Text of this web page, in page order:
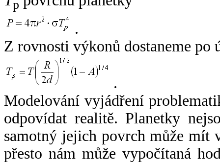
p
.
Z rovnosti výkonů dostaneme po
.
Modelování vyjádření
odpovídat realitě. Planetky
samotný jejich povrch může mít
přesto nám může vypočítaná